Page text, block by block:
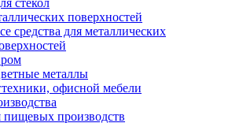
стёкол
поверхностей
средства для металлических
металлы
офисной мебели
пищевых производств